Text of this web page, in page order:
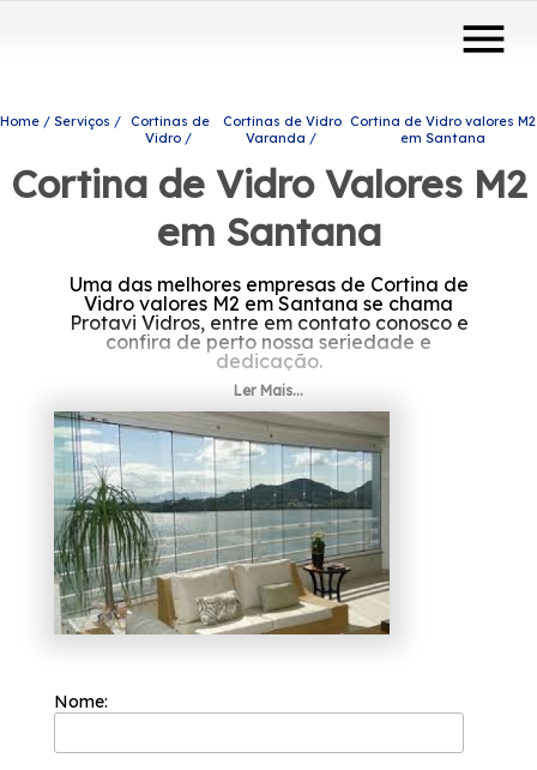
menu
Home Serviços
Cortinas de
Vidro
Cortinas de Vidro
Varanda
Cortina de Vidro valores M2
em Santana
Cortina de Vidro Valores M2
em Santana
Uma das melhores empresas de Cortina de
Vidro valores M2 em Santana se chama
Protavi Vidros, entre em contato conosco e
confira de perto nossa seriedade e
dedicação.
Se está precisando de Cortina de Vidro
valores M2 em Santana, Você pode contar
com a Protavi Vidros para solicitar produtos e
serviços do ramo de engenharia de vidros e
ter suas necessidades atendidas, por
exemplo, portas de vidro, box para banheiros
e envidraçamento de sacadas. Não deixe de
entrar em contato para obter mais
informações sobre cada opção oferecida
para nossos clientes com qualidade.
Ler Mais...
Nome: